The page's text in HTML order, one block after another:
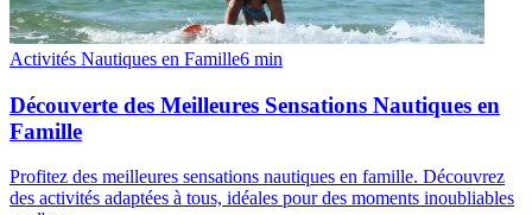
Activités Nautiques en Famille6 min
Découverte des Meilleures Sensations Nautiques en
Famille
Profitez des meilleures sensations nautiques en famille. Découvrez
des activités adaptées à tous, idéales pour des moments inoubliables